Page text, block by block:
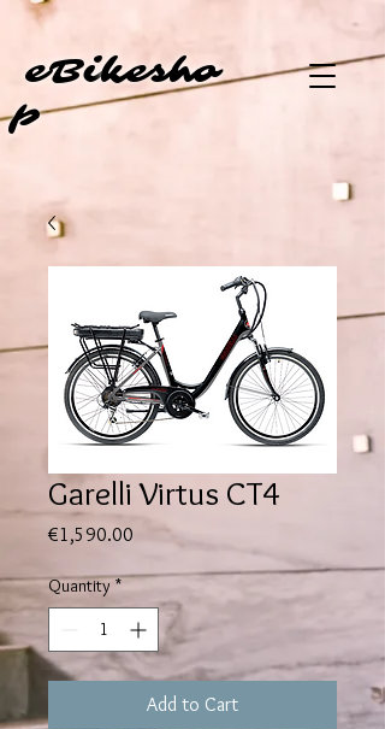
eBikesho
p
Garelli Virtus CT4
€1,590.00 Price
Quantity *
Add to Cart